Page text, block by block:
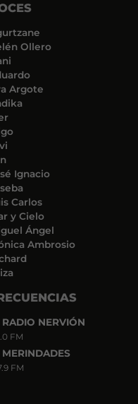
Ollero
Argote
Ignacio
Carlos
y Cielo
Ángel
Ambrosio
RADIO NERVIÓN
FM
MERINDADES
FM